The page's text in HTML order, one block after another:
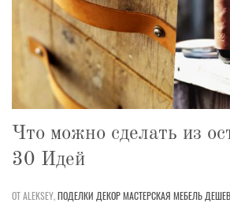
Что можно сделать из
30 Идей
ОТ ALEKSEY,ПОДЕЛКИ ДЕКОРМАСТЕРСКАЯ МЕБЕЛЬ